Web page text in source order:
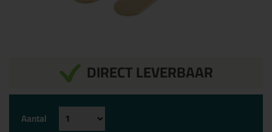
DIRECT LEVERBAAR
Aantal